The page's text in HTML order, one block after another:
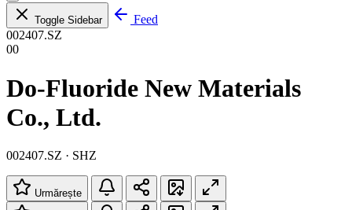
Toggle Sidebar
Feed
002407.SZ
00
Do-Fluoride New Materials
Co., Ltd.
002407.SZ · SHZ
Urmărește